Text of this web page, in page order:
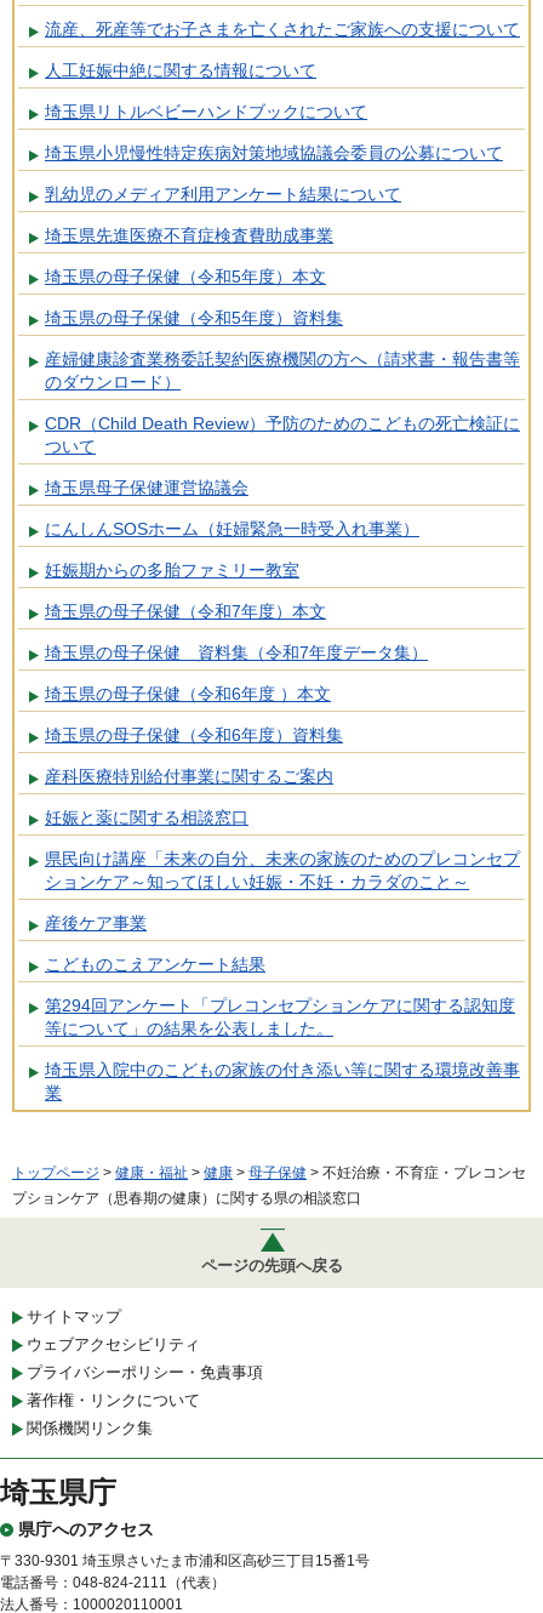
流産、死産等でお子さまを亡くされたご家族への支援について
人工妊娠中絶に関する情報について
埼玉県リトルベビーハンドブックについて
埼玉県小児慢性特定疾病対策地域協議会委員の公募について
乳幼児のメディア利用アンケート結果について
埼玉県先進医療不育症検査費助成事業
埼玉県の母子保健（令和5年度）本文
埼玉県の母子保健（令和5年度）資料集
産婦健康診査業務委託契約医療機関の方へ（請求書・報告書等
のダウンロード）
CDR（Child Death Review）予防のためのこどもの死亡検証に
ついて
埼玉県母子保健運営協議会
にんしんSOSホーム（妊婦緊急一時受入れ事業）
妊娠期からの多胎ファミリー教室
埼玉県の母子保健（令和7年度）本文
埼玉県の母子保健 資料集（令和7年度データ集）
埼玉県の母子保健（令和6年度 ）本文
埼玉県の母子保健（令和6年度）資料集
産科医療特別給付事業に関するご案内
妊娠と薬に関する相談窓口
県民向け講座「未来の自分、未来の家族のためのプレコンセプ
ションケア～知ってほしい妊娠・不妊・カラダのこと～
産後ケア事業
こどものこえアンケート結果
第294回アンケート「プレコンセプションケアに関する認知度
等について」の結果を公表しました。
埼玉県入院中のこどもの家族の付き添い等に関する環境改善事
業
トップページ > 健康・福祉 > 健康 > 母子保健 > 不妊治療・不育症・プレコンセ
プションケア（思春期の健康）に関する県の相談窓口
ページの先頭へ戻る
サイトマップ
ウェブアクセシビリティ
プライバシーポリシー・免責事項
著作権・リンクについて
関係機関リンク集
埼玉県庁
県庁へのアクセス
〒330-9301 埼玉県さいたま市浦和区高砂三丁目15番1号
電話番号：048-824-2111（代表）
法人番号：1000020110001